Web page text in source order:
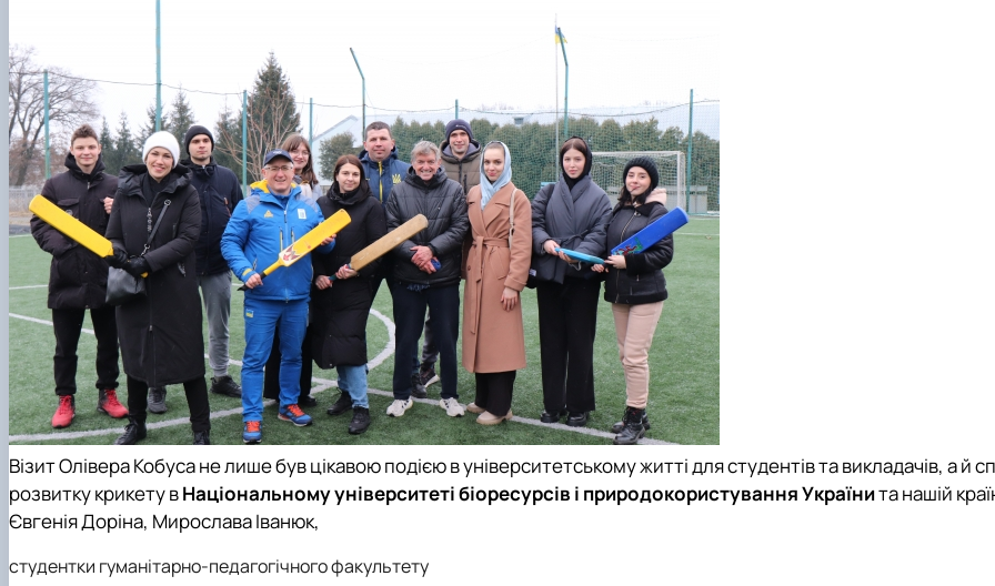
Візит Олівера Кобуса не лише був цікавою подією в університетському житті для студентів та викладачів, а й
розвитку крикету вНаціональному університеті біоресурсів і природокористування Українита нашій
Євгенія Доріна, Мирослава Іванюк,
студентки гуманітарно-педагогічного факультету